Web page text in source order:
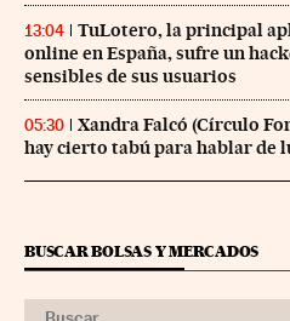
13:04
TuLotero, la principal
online en España, sufre un
sensibles de sus usuarios
05:30
Xandra Falcó (Círculo
hay cierto tabú para hablar de
BUSCAR BOLSAS Y MERCADOS